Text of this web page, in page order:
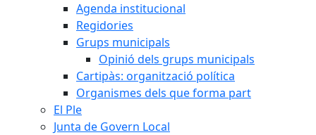
Agenda institucional
Regidories
Grups municipals
Opinió dels grups municipals
Cartipàs: organització política
Organismes dels que forma part
El Ple
Junta de Govern Local